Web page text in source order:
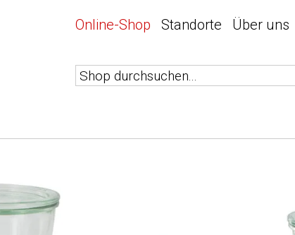
Online-Shop Standorte Über uns